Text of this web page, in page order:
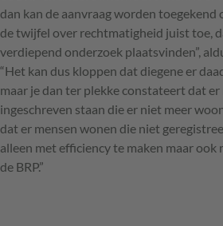
dan kan de aanvraag worden
de twijfel over rechtmatigheid juist toe,
verdiepend onderzoek plaatsvinden”,
“Het kan dus kloppen dat diegene er
maar je dan ter plekke constateert dat er
ingeschreven staan die er niet meer
dat er mensen wonen die niet
alleen met efficiency te maken maar
de BRP.”